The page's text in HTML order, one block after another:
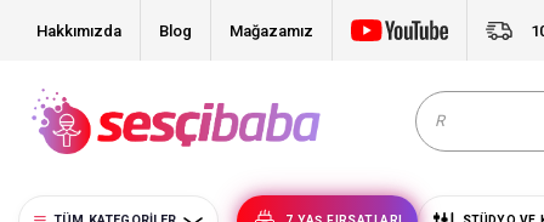
Hakkımızda Blog Mağazamız